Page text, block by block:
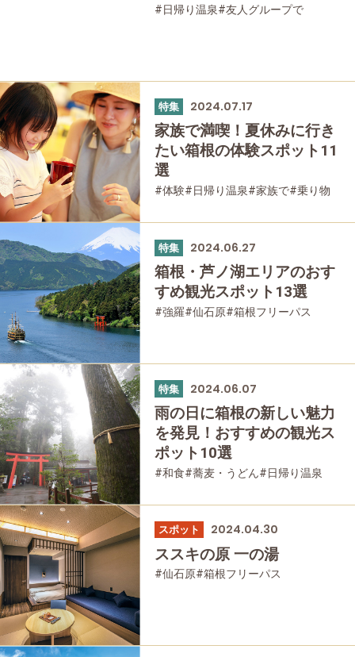
#日帰り温泉#友人グループで
特集 2024.07.17
家族で満喫！夏休みに行き
たい箱根の体験スポット11
選
#体験#日帰り温泉#家族で#乗り物
特集 2024.06.27
箱根・芦ノ湖エリアのおす
すめ観光スポット13選
#強羅#仙石原#箱根フリーパス
#歴史・旧跡
特集 2024.06.07
雨の日に箱根の新しい魅力
を発見！おすすめの観光ス
ポット10選
#和食#蕎麦・うどん#日帰り温泉
#公園・自然
スポット 2024.04.30
ススキの原 一の湯
#仙石原#箱根フリーパス